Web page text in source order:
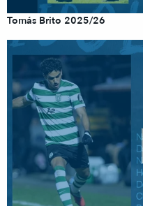
Tomás Brito 2025/26